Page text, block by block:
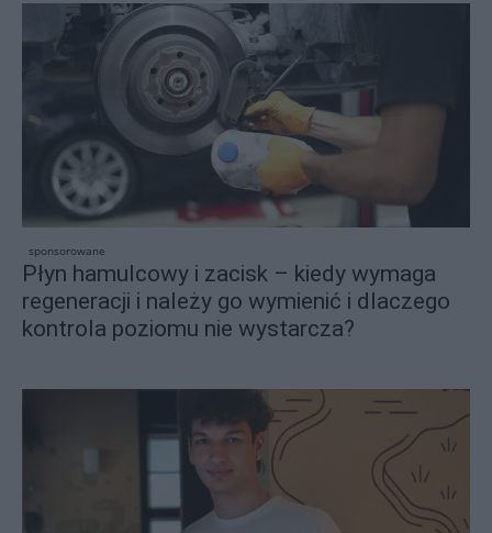
sponsorowane
Płyn hamulcowy i zacisk – kiedy wymaga
regeneracji i należy go wymienić i dlaczego
kontrola poziomu nie wystarcza?